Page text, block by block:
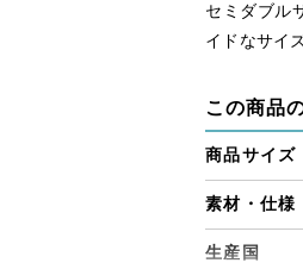
セミダブル
イドなサイ
この商品
商品サイズ
素材・仕様
生産国